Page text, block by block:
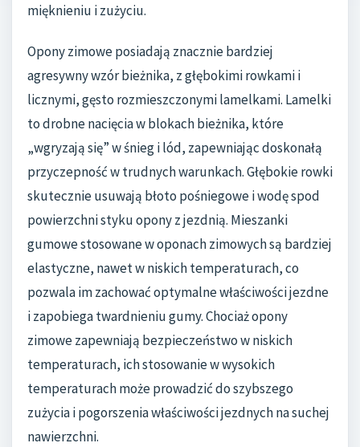
mięknieniu i zużyciu.
Opony zimowe posiadają znacznie bardziej
agresywny wzór bieżnika, z głębokimi rowkami i
licznymi, gęsto rozmieszczonymi lamelkami. Lamelki
to drobne nacięcia w blokach bieżnika, które
„wgryzają się” w śnieg i lód, zapewniając doskonałą
przyczepność w trudnych warunkach. Głębokie rowki
skutecznie usuwają błoto pośniegowe i wodę spod
powierzchni styku opony z jezdnią. Mieszanki
gumowe stosowane w oponach zimowych są bardziej
elastyczne, nawet w niskich temperaturach, co
pozwala im zachować optymalne właściwości jezdne
i zapobiega twardnieniu gumy. Chociaż opony
zimowe zapewniają bezpieczeństwo w niskich
temperaturach, ich stosowanie w wysokich
temperaturach może prowadzić do szybszego
zużycia i pogorszenia właściwości jezdnych na suchej
nawierzchni.